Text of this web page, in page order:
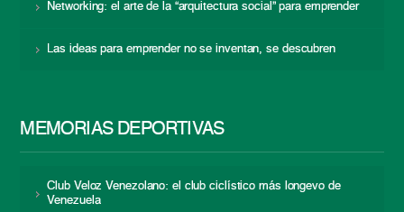
Networking: el arte de la “arquitectura social” para emprender
Las ideas para emprender no se inventan, se descubren
MEMORIAS DEPORTIVAS
Club Veloz Venezolano: el club ciclístico más longevo de
Venezuela